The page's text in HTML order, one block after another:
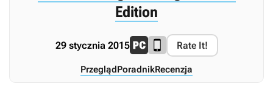
Edition
29 stycznia 2015 Rate It!
PrzeglądPoradnikRecenzja